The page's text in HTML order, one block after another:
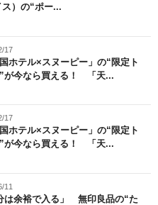
）の“ポー...
17
国ホテル×スヌーピー」の“限定ト
が今なら買える！ 「天...
17
国ホテル×スヌーピー」の“限定ト
が今なら買える！ 「天...
11
は余裕で入る」 無印良品の“た